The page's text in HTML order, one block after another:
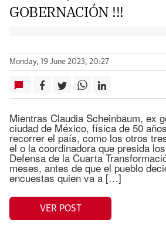
GOBERNACIÓN !!!
Monday, 19 June 2023, 20:27
Mientras Claudia Scheinbaum, ex
ciudad de México, física de 50
recorrer el país, como los otros
el o la coordinadora que presida
Defensa de la Cuarta
meses, antes de que el pueblo
encuestas quien va a […]
VER POST